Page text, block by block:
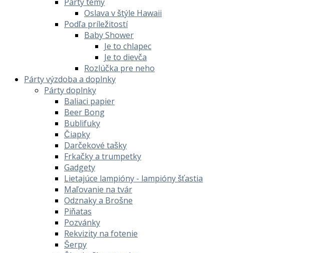
Oslava v štýle Hawaii
Podľa príležitostí
Baby Shower
Je to chlapec
Je to dievča
Rozlúčka pre neho
Párty výzdoba a doplnky
Párty doplnky
Baliaci papier
Beer Bong
Bublifuky
Čiapky
Darčekové tašky
Frkačky a trumpetky
Gadgety
Lietajúce lampióny - lampióny šťastia
Maľovanie na tvár
Odznaky a Brošne
Piňatas
Pozvánky
Rekvizity na fotenie
Šerpy